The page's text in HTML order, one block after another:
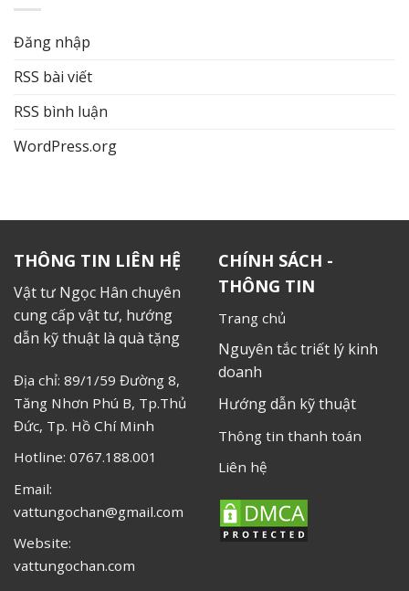
Đăng nhập
RSS bài viết
RSS bình luận
WordPress.org
THÔNG TIN LIÊN HỆ
Vật tư Ngọc Hân chuyên
cung cấp vật tư, hướng
dẫn kỹ thuật là quà tặng
Địa chỉ: 89/1/59 Đường 8,
Tăng Nhơn Phú B, Tp.Thủ
Đức, Tp. Hồ Chí Minh
Hotline: 0767.188.001
Email:
vattungochan@gmail.com
Website:
vattungochan.com
CHÍNH SÁCH -
THÔNG TIN
Trang chủ
Nguyên tắc triết lý kinh
doanh
Hướng dẫn kỹ thuật
Thông tin thanh toán
Liên hệ